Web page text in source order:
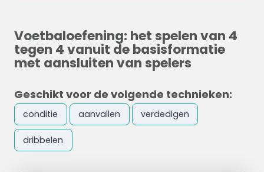
Voetbaloefening: het spelen van 4
tegen 4 vanuit de basisformatie
met aansluiten van spelers
Geschikt voor de volgende technieken:
conditie aanvallen verdedigen
dribbelen